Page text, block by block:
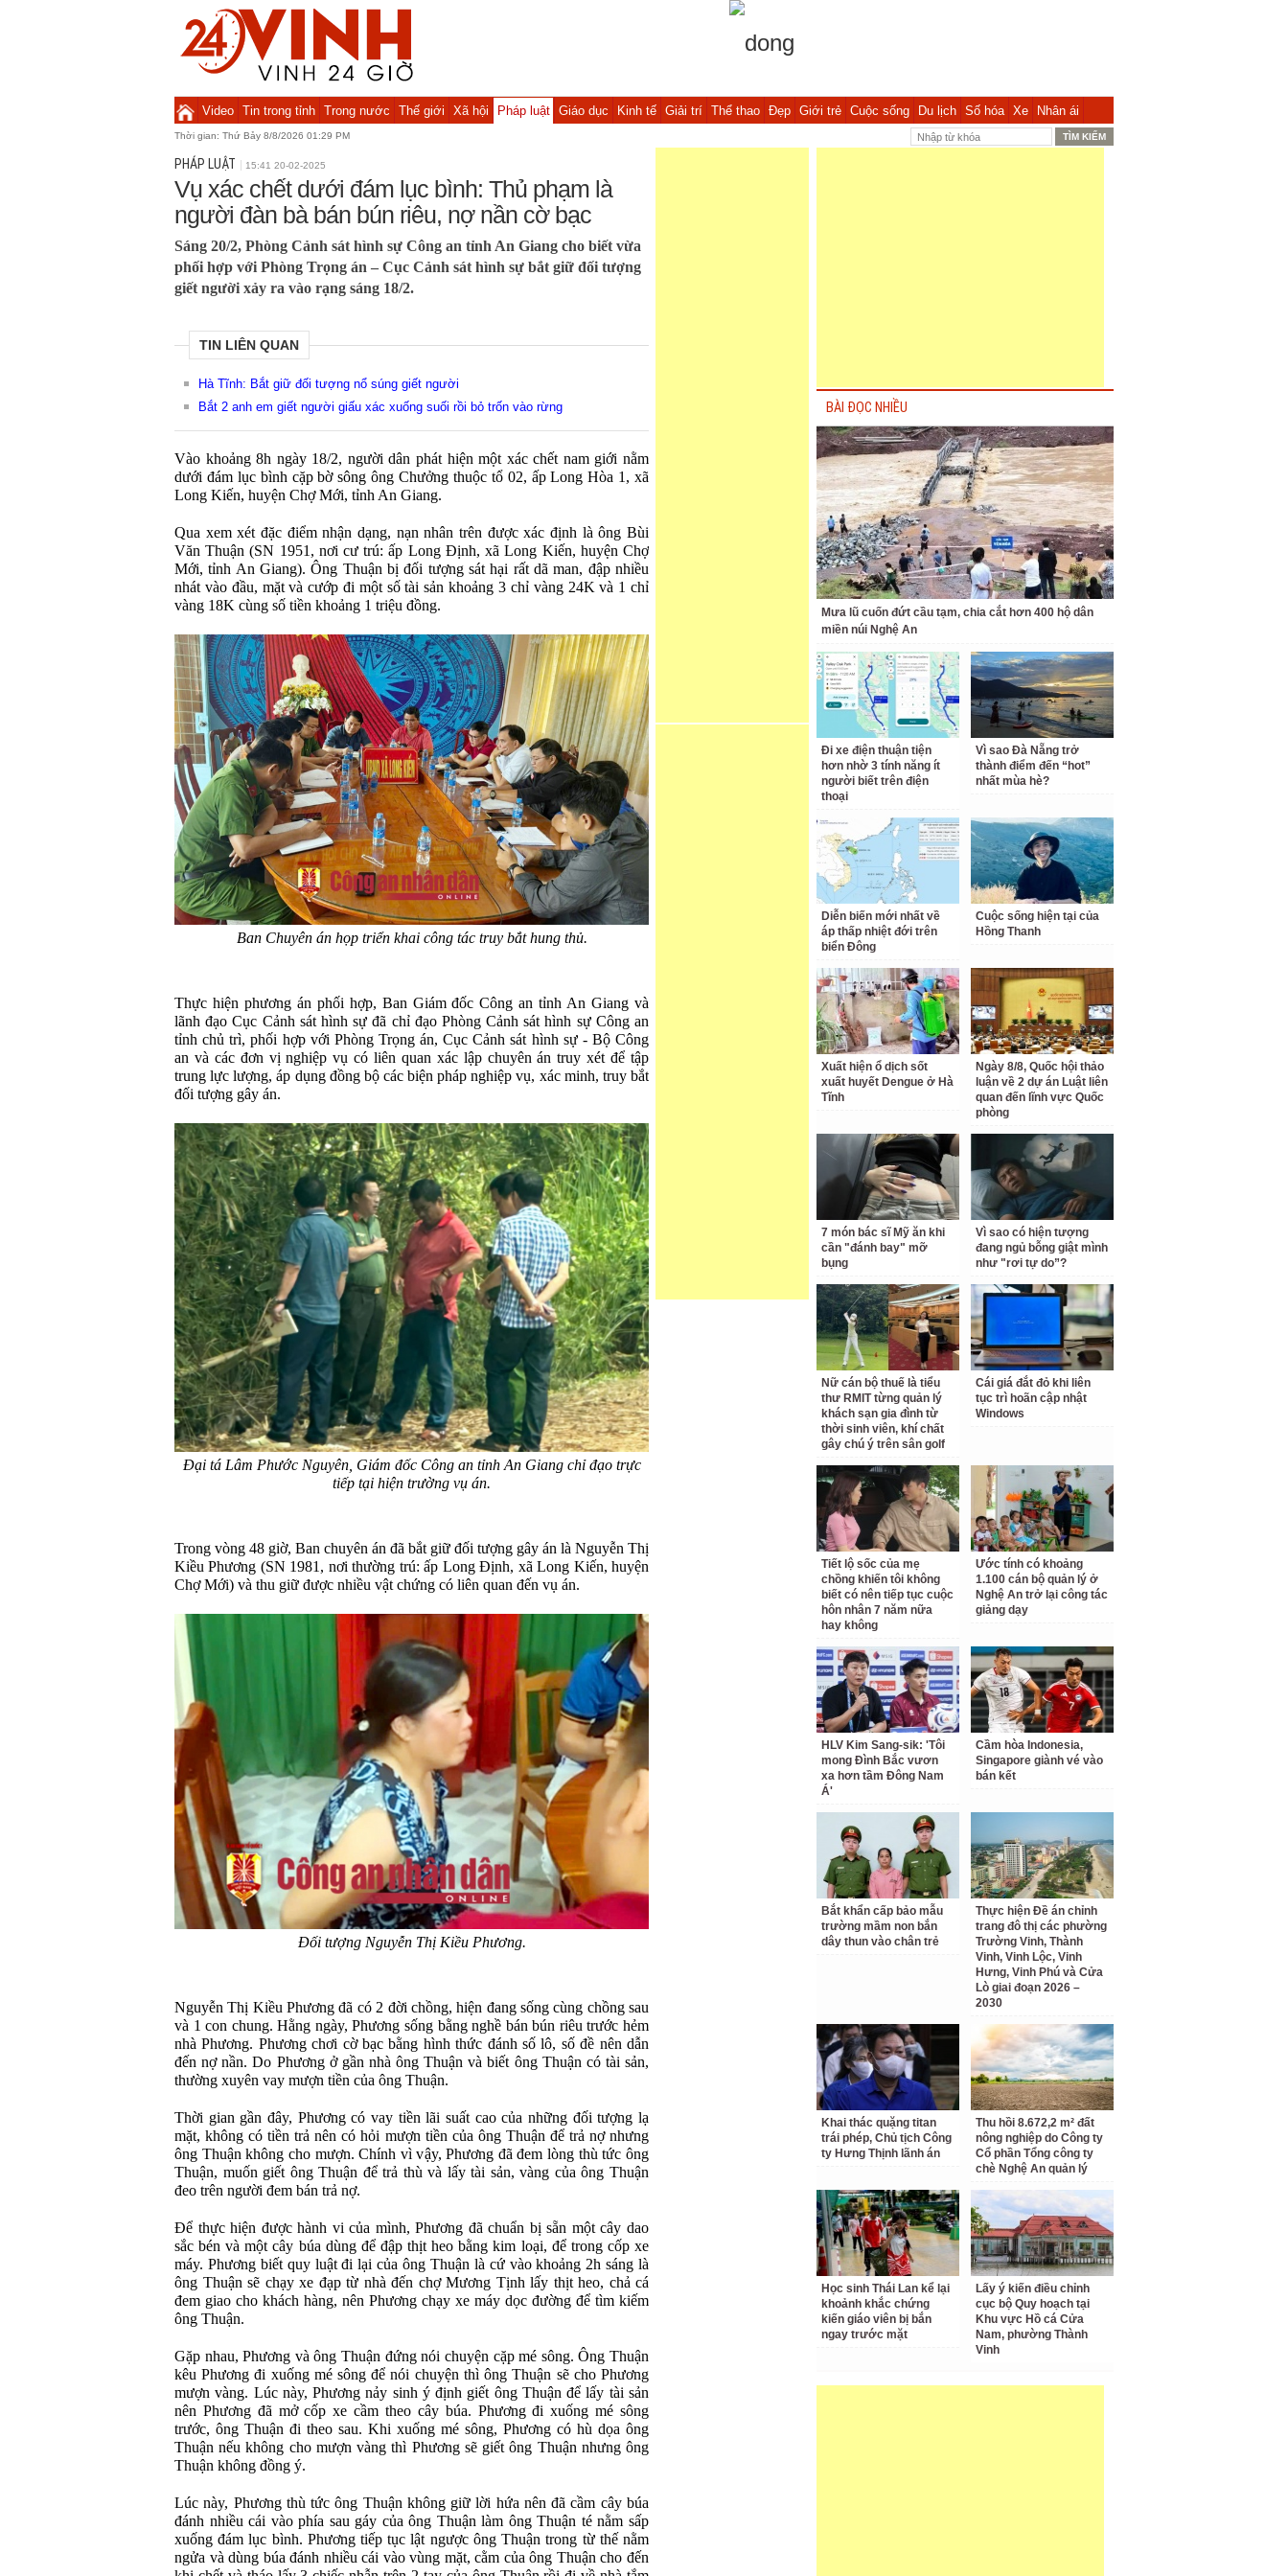
Video Tin trong tỉnh Trong nước Thế giới Xã hội Pháp luật Giáo dục Kinh tế Giải trí Thể thao Đẹp Giới trẻ Cuộc sống Du lịch Số hóa Xe Nhân ái
Thời gian: Thứ Bảy 8/8/2026 01:29 PM
PHÁP LUẬT 15:41 20-02-2025
Vụ xác chết dưới đám lục bình: Thủ phạm là
người đàn bà bán bún riêu, nợ nần cờ bạc
Sáng 20/2, Phòng Cảnh sát hình sự Công an tỉnh An Giang cho biết vừa
phối hợp với Phòng Trọng án – Cục Cảnh sát hình sự bắt giữ đối tượng
giết người xảy ra vào rạng sáng 18/2.
TIN LIÊN QUAN
Hà Tĩnh: Bắt giữ đối tượng nổ súng giết người
Bắt 2 anh em giết người giấu xác xuống suối rồi bỏ trốn vào rừng
Vào khoảng 8h ngày 18/2, người dân phát hiện một xác chết nam giới nằm
dưới đám lục bình cặp bờ sông ông Chưởng thuộc tổ 02, ấp Long Hòa 1, xã
Long Kiến, huyện Chợ Mới, tỉnh An Giang.
Qua xem xét đặc điểm nhận dạng, nạn nhân trên được xác định là ông Bùi
Văn Thuận (SN 1951, nơi cư trú: ấp Long Định, xã Long Kiến, huyện Chợ
Mới, tỉnh An Giang). Ông Thuận bị đối tượng sát hại rất dã man, đập nhiều
nhát vào đầu, mặt và cướp đi một số tài sản khoảng 3 chỉ vàng 24K và 1 chỉ
vàng 18K cùng số tiền khoảng 1 triệu đồng.
Ban Chuyên án họp triển khai công tác truy bắt hung thủ.
Thực hiện phương án phối hợp, Ban Giám đốc Công an tỉnh An Giang và
lãnh đạo Cục Cảnh sát hình sự đã chỉ đạo Phòng Cảnh sát hình sự Công an
tỉnh chủ trì, phối hợp với Phòng Trọng án, Cục Cảnh sát hình sự - Bộ Công
an và các đơn vị nghiệp vụ có liên quan xác lập chuyên án truy xét để tập
trung lực lượng, áp dụng đồng bộ các biện pháp nghiệp vụ, xác minh, truy bắt
đối tượng gây án.
Đại tá Lâm Phước Nguyên, Giám đốc Công an tỉnh An Giang chỉ đạo trực
tiếp tại hiện trường vụ án.
Trong vòng 48 giờ, Ban chuyên án đã bắt giữ đối tượng gây án là Nguyễn Thị
Kiều Phương (SN 1981, nơi thường trú: ấp Long Định, xã Long Kiến, huyện
Chợ Mới) và thu giữ được nhiều vật chứng có liên quan đến vụ án.
Đối tượng Nguyễn Thị Kiều Phương.
Nguyễn Thị Kiều Phương đã có 2 đời chồng, hiện đang sống cùng chồng sau
và 1 con chung. Hằng ngày, Phương sống bằng nghề bán bún riêu trước hẻm
nhà Phương. Phương chơi cờ bạc bằng hình thức đánh số lô, số đề nên dẫn
đến nợ nần. Do Phương ở gần nhà ông Thuận và biết ông Thuận có tài sản,
thường xuyên vay mượn tiền của ông Thuận.
Thời gian gần đây, Phương có vay tiền lãi suất cao của những đối tượng lạ
mặt, không có tiền trả nên có hỏi mượn tiền của ông Thuận để trả nợ nhưng
ông Thuận không cho mượn. Chính vì vậy, Phương đã đem lòng thù tức ông
Thuận, muốn giết ông Thuận để trả thù và lấy tài sản, vàng của ông Thuận
đeo trên người đem bán trả nợ.
Để thực hiện được hành vi của mình, Phương đã chuẩn bị sẵn một cây dao
sắc bén và một cây búa dùng để đập thịt heo bằng kim loại, để trong cốp xe
máy. Phương biết quy luật đi lại của ông Thuận là cứ vào khoảng 2h sáng là
ông Thuận sẽ chạy xe đạp từ nhà đến chợ Mương Tịnh lấy thịt heo, chả cá
đem giao cho khách hàng, nên Phương chạy xe máy dọc đường để tìm kiếm
ông Thuận.
Gặp nhau, Phương và ông Thuận đứng nói chuyện cặp mé sông. Ông Thuận
kêu Phương đi xuống mé sông để nói chuyện thì ông Thuận sẽ cho Phương
mượn vàng. Lúc này, Phương nảy sinh ý định giết ông Thuận để lấy tài sản
nên Phương đã mở cốp xe cầm theo cây búa. Phương đi xuống mé sông
trước, ông Thuận đi theo sau. Khi xuống mé sông, Phương có hù dọa ông
Thuận nếu không cho mượn vàng thì Phương sẽ giết ông Thuận nhưng ông
Thuận không đồng ý.
Lúc này, Phương thù tức ông Thuận không giữ lời hứa nên đã cầm cây búa
đánh nhiều cái vào phía sau gáy của ông Thuận làm ông Thuận té nằm sấp
xuống đám lục bình. Phương tiếp tục lật ngược ông Thuận trong từ thế nằm
ngửa và dùng búa đánh nhiều cái vào vùng mặt, cằm của ông Thuận cho đến
BÀI ĐỌC NHIỀU
Mưa lũ cuốn đứt cầu tạm, chia cắt hơn 400 hộ dân
miền núi Nghệ An
Đi xe điện thuận tiện
hơn nhờ 3 tính năng ít
người biết trên điện
thoại
Vì sao Đà Nẵng trở
thành điểm đến “hot”
nhất mùa hè?
Diễn biến mới nhất về
áp thấp nhiệt đới trên
biển Đông
Cuộc sống hiện tại của
Hồng Thanh
Xuất hiện ổ dịch sốt
xuất huyết Dengue ở Hà
Tĩnh
Ngày 8/8, Quốc hội thảo
luận về 2 dự án Luật liên
quan đến lĩnh vực Quốc
phòng
7 món bác sĩ Mỹ ăn khi
cần "đánh bay" mỡ
bụng
Vì sao có hiện tượng
đang ngủ bỗng giật mình
như "rơi tự do”?
Nữ cán bộ thuế là tiểu
thư RMIT từng quản lý
khách sạn gia đình từ
thời sinh viên, khí chất
gây chú ý trên sân golf
Cái giá đắt đỏ khi liên
tục trì hoãn cập nhật
Windows
Tiết lộ sốc của mẹ
chồng khiến tôi không
biết có nên tiếp tục cuộc
hôn nhân 7 năm nữa
hay không
Ước tính có khoảng
1.100 cán bộ quản lý ở
Nghệ An trở lại công tác
giảng dạy
HLV Kim Sang-sik: 'Tôi
mong Đình Bắc vươn
xa hơn tầm Đông Nam
Á'
Cầm hòa Indonesia,
Singapore giành vé vào
bán kết
Bắt khẩn cấp bảo mẫu
trường mầm non bắn
dây thun vào chân trẻ
Thực hiện Đề án chỉnh
trang đô thị các phường
Trường Vinh, Thành
Vinh, Vinh Lộc, Vinh
Hưng, Vinh Phú và Cửa
Lò giai đoạn 2026 –
2030
Khai thác quặng titan
trái phép, Chủ tịch Công
ty Hưng Thịnh lãnh án
Thu hồi 8.672,2 m² đất
nông nghiệp do Công ty
Cổ phần Tổng công ty
chè Nghệ An quản lý
Học sinh Thái Lan kể lại
khoảnh khắc chứng
kiến giáo viên bị bắn
ngay trước mặt
Lấy ý kiến điều chỉnh
cục bộ Quy hoạch tại
Khu vực Hồ cá Cửa
Nam, phường Thành
Vinh